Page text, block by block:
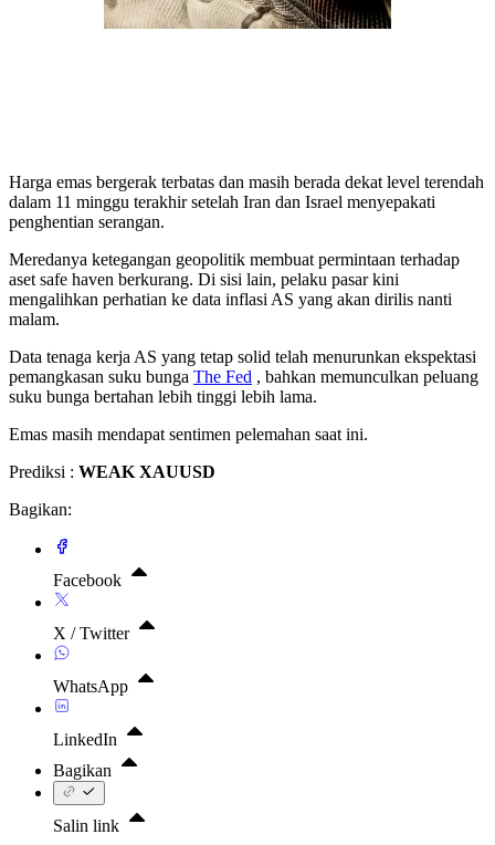
Harga emas bergerak terbatas dan masih berada dekat level terendah
dalam 11 minggu terakhir setelah Iran dan Israel menyepakati
penghentian serangan.
Meredanya ketegangan geopolitik membuat permintaan terhadap
aset safe haven berkurang. Di sisi lain, pelaku pasar kini
mengalihkan perhatian ke data inflasi AS yang akan dirilis nanti
malam.
Data tenaga kerja AS yang tetap solid telah menurunkan ekspektasi
pemangkasan suku bunga The Fed , bahkan memunculkan peluang
suku bunga bertahan lebih tinggi lebih lama.
Emas masih mendapat sentimen pelemahan saat ini.
Prediksi : WEAK XAUUSD
Bagikan:
Facebook
X / Twitter
WhatsApp
LinkedIn
Bagikan
Salin link